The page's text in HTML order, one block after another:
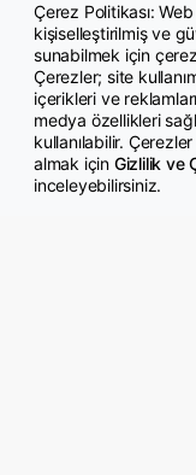
Jandarmada Görevli
değişti
Çerez Politikası:
kişiselleştirilmiş ve
sunabilmek için
Çerezler; site
içerikleri ve
medya özellikleri
kullanılabilir.
almak için Gizlilik ve
inceleyebilirsiniz.